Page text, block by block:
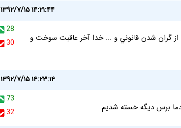
۱۳۹۲/۷/۱۵ ۱۴:۲۱:۴۴
28
30
گران شدن قانوني و ... خدا آخر عاقبت سوخت و
۱۳۹۲/۷/۱۵ ۱۴:۲۳:۱۴
73
32
برس دیگه خسته شدیم